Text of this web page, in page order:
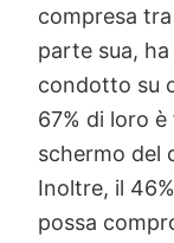
compresa
parte sua,
condotto su
67% di loro
schermo del
Inoltre, il
possa